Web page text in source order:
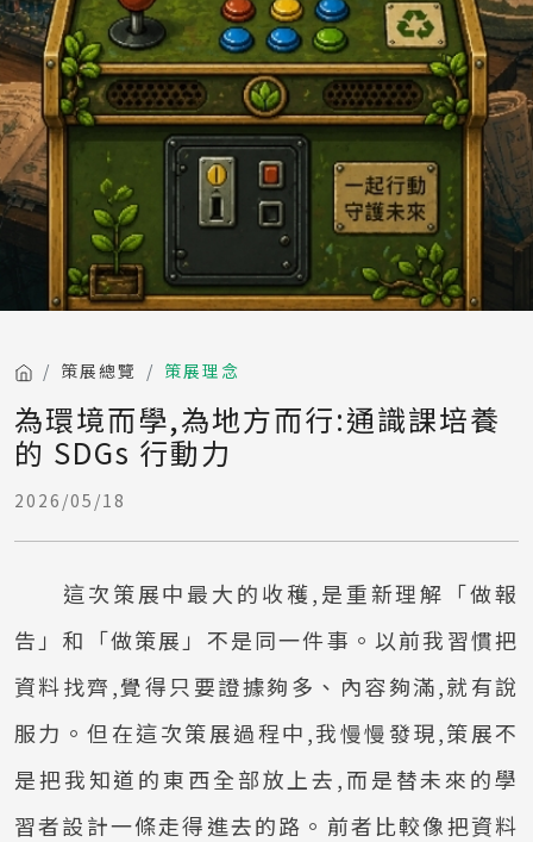
策展總覽 策展理念
為環境而學,為地方而行:通識課培養
的 SDGs 行動力
2026/05/18
這次策展中最大的收穫,是重新理解「做報
告」和「做策展」不是同一件事。以前我習慣把
資料找齊,覺得只要證據夠多、內容夠滿,就有說
服力。但在這次策展過程中,我慢慢發現,策展不
是把我知道的東西全部放上去,而是替未來的學
習者設計一條走得進去的路。前者比較像把資料